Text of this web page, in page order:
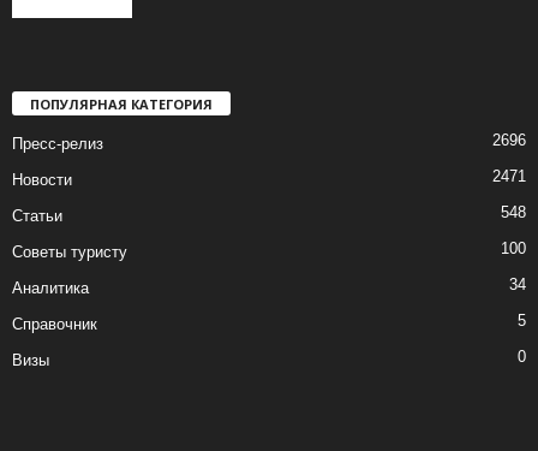
ПОПУЛЯРНАЯ КАТЕГОРИЯ
Пресс-релиз 2696
Новости 2471
Статьи 548
Советы туристу 100
Аналитика 34
Справочник 5
Визы 0